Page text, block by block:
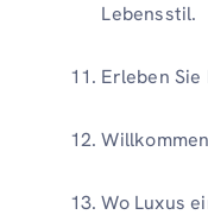
Lebensstil.
Erleben
Wo Luxus